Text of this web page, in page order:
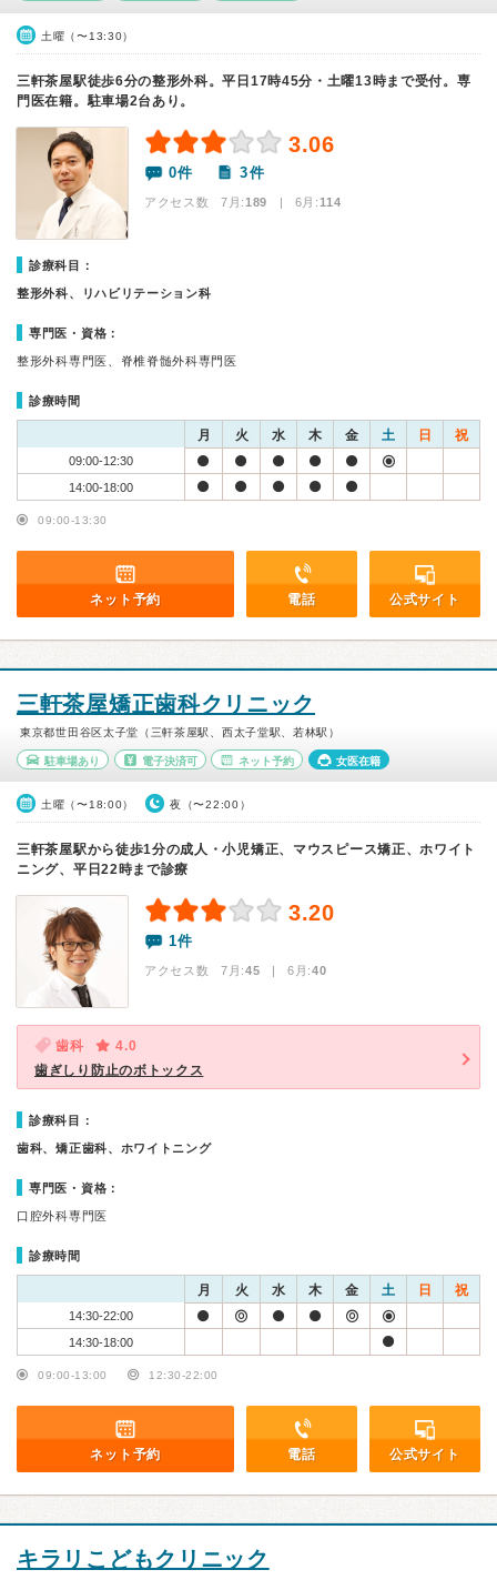
土曜（〜13:30）
三軒茶屋駅徒歩6分の整形外科。平日17時45分・土曜13時まで受付。専
門医在籍。駐車場2台あり。
3.06
0件 3件
アクセス数 7月:189 | 6月:114
診療科目：
整形外科、リハビリテーション科
専門医・資格：
整形外科専門医、脊椎脊髄外科専門医
診療時間
月 火 水 木 金 土 日 祝
09:00-12:30
14:00-18:00
09:00-13:30
ネット予約 電話 公式サイト
三軒茶屋矯正歯科クリニック
東京都世田谷区太子堂（三軒茶屋駅、西太子堂駅、若林駅）
駐車場あり 電子決済可 ネット予約 女医在籍
土曜（〜18:00） 夜（〜22:00）
三軒茶屋駅から徒歩1分の成人・小児矯正、マウスピース矯正、ホワイト
ニング、平日22時まで診療
3.20
1件
アクセス数 7月:45 | 6月:40
歯科
4.0
歯ぎしり防止のボトックス
診療科目：
歯科、矯正歯科、ホワイトニング
専門医・資格：
口腔外科専門医
診療時間
月 火 水 木 金 土 日 祝
14:30-22:00
14:30-18:00
09:00-13:00 12:30-22:00
ネット予約 電話 公式サイト
キラリこどもクリニック